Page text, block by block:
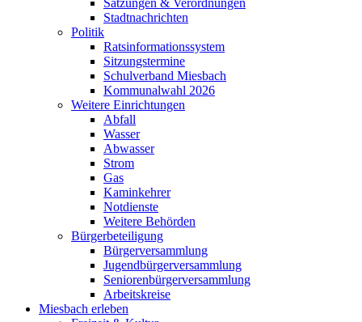
Satzungen & Verordnungen
Stadtnachrichten
Politik
Ratsinformationssystem
Sitzungstermine
Schulverband Miesbach
Kommunalwahl 2026
Weitere Einrichtungen
Abfall
Wasser
Abwasser
Strom
Gas
Kaminkehrer
Notdienste
Weitere Behörden
Bürgerbeteiligung
Bürgerversammlung
Jugendbürgerversammlung
Seniorenbürgerversammlung
Arbeitskreise
Miesbach erleben